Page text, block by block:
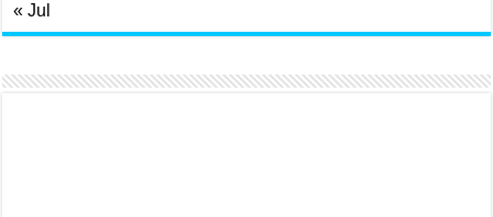
« Jul